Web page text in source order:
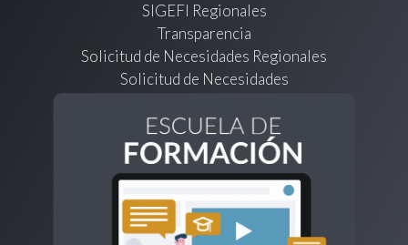
SIGEFI Regionales
Transparencia
Solicitud de Necesidades Regionales
Solicitud de Necesidades